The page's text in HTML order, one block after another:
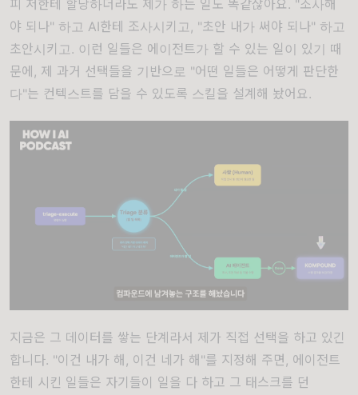
피 저한테 할당하더라도 제가 하는 일도 똑같잖아요. "조사해
야 되나" 하고 AI한테 조사시키고, "초안 내가 써야 되나" 하고
초안시키고. 이런 일들은 에이전트가 할 수 있는 일이 있기 때
문에, 제 과거 선택들을 기반으로 "어떤 일들은 어떻게 판단한
다"는 컨텍스트를 담을 수 있도록 스킬을 설계해 놨어요.
지금은 그 데이터를 쌓는 단계라서 제가 직접 선택을 하고 있긴
합니다. "이건 내가 해, 이건 네가 해"를 지정해 주면, 에이전트
한테 시킨 일들은 자기들이 일을 다 하고 그 태스크를 던